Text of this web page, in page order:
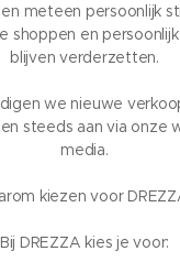
meteen persoonlijk
shoppen en
blijven verderzetten.
we nieuwe
steeds aan via onze
media.
kiezen voor
Bij DREZZA kies je voor: